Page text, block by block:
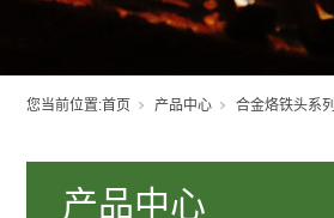
您当前位置:首页 产品中心 合金烙铁头系列
产品中心